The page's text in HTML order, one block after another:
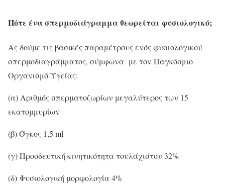
Πότε ένα σπερμοδιάγραμμα θεωρείται φυσιολογικό;
Ας δούμε τις βασικές παραμέτρους ενός φυσιολογικού
σπερμοδιαγράμματος, σύμφωνα με τον Παγκόσμιο
Οργανισμό Υγείας:
(α) Αριθμός σπερματοζωρίων μεγαλύτερος των 15
εκατομμυρίων
(β) Όγκος 1,5 ml
(γ) Προοδευτική κινητικότητα τουλάχιστον 32%
(δ) Φυσιολογική μορφολογία 4%